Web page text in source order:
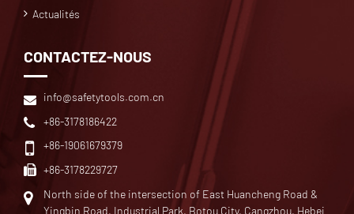
Actualités
CONTACTEZ-NOUS
info@safetytools.com.cn
+86-3178186422
+86-19061679379
+86-3178229727
North side of the intersection of East Huancheng Road &
Yingbin Road, Industrial Park, Botou City, Cangzhou, Hebei